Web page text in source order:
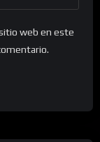
web en este